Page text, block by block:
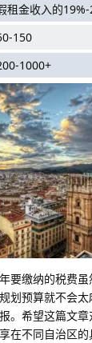
租金收入的19%-
150
1000+
要缴纳的税费
划预算就不会
。希望这篇文
在不同自治区的